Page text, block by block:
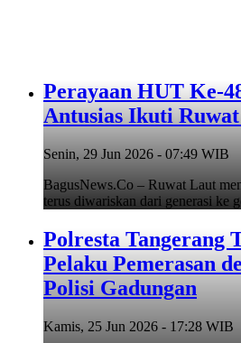
Perayaan HUT Ke-
Antusias Ikuti
Senin, 29 Jun 2026 - 07:49 WIB
BagusNews.Co – Ruwat Laut
terus diwariskan dari generasi ke
Polresta Tangerang
Pelaku Pemerasan
Polisi Gadungan
Kamis, 25 Jun 2026 - 17:28 WIB